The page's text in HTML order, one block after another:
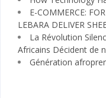
E-COMMERCE:
LEBARA DELIVER
La Révolution
Africains Décident de
Génération